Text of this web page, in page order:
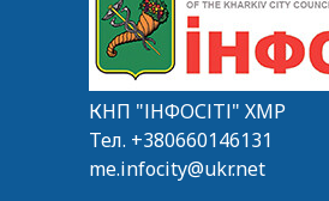
КНП "ІНФОСІТІ" ХМР
Тел. +380660146131
me.infocity@ukr.net